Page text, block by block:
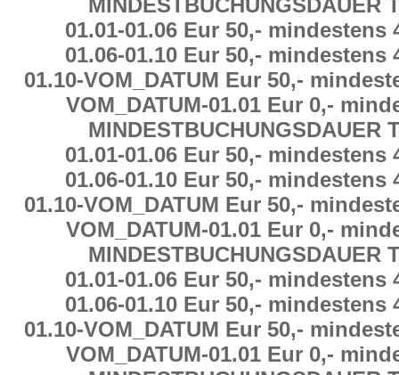
MINDESTBUCHUNGSDAUER
01.01-01.06 Eur 50,- mindestens
01.06-01.10 Eur 50,- mindestens
01.10-VOM_DATUM Eur 50,-
VOM_DATUM-01.01 Eur 0,-
MINDESTBUCHUNGSDAUER
01.01-01.06 Eur 50,- mindestens
01.06-01.10 Eur 50,- mindestens
01.10-VOM_DATUM Eur 50,-
VOM_DATUM-01.01 Eur 0,-
MINDESTBUCHUNGSDAUER
01.01-01.06 Eur 50,- mindestens
01.06-01.10 Eur 50,- mindestens
01.10-VOM_DATUM Eur 50,-
VOM_DATUM-01.01 Eur 0,-